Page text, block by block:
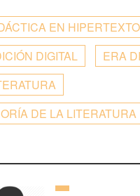
EN HIPERTEXTO
DIGITAL
ERA
DE LA LITERATURA